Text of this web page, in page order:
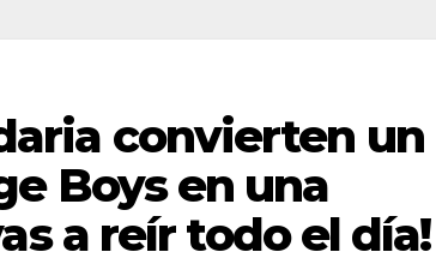
convierten un
Boys en una
a reír todo el día!